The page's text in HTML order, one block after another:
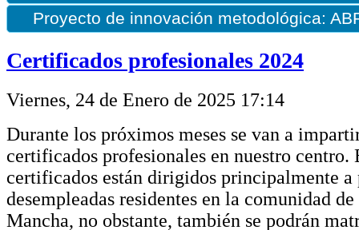
Proyecto de innovación metodológica:
Certificados profesionales 2024
Viernes, 24 de Enero de 2025 17:14
Durante los próximos meses se van a
certificados profesionales en nuestro centro.
certificados están dirigidos principalmente a
desempleadas residentes en la comunidad
Mancha, no obstante, también se podrán